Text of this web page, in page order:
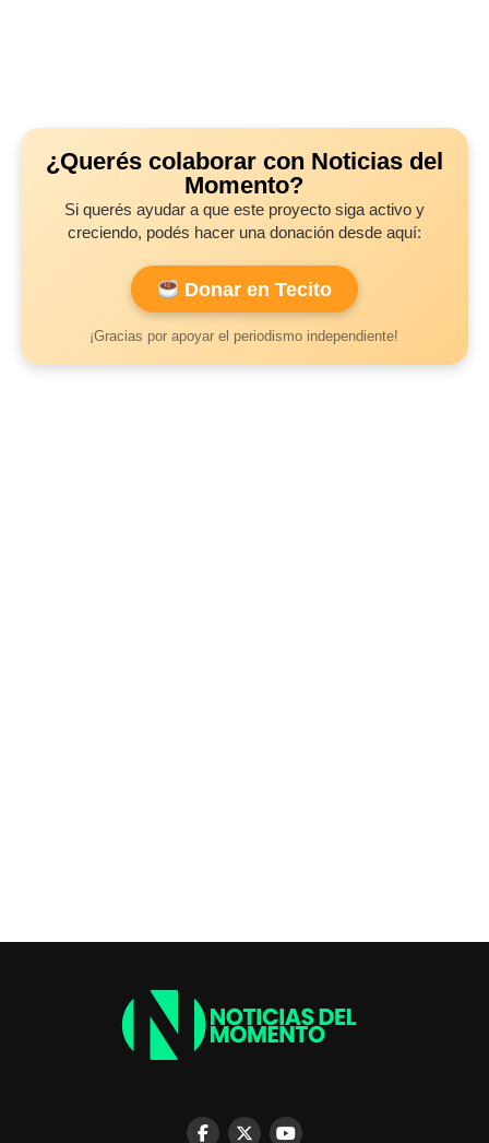
¿Querés colaborar con Noticias del
Momento?
Si querés ayudar a que este proyecto siga activo y
creciendo, podés hacer una donación desde aquí:
Donar en Tecito
¡Gracias por apoyar el periodismo independiente!